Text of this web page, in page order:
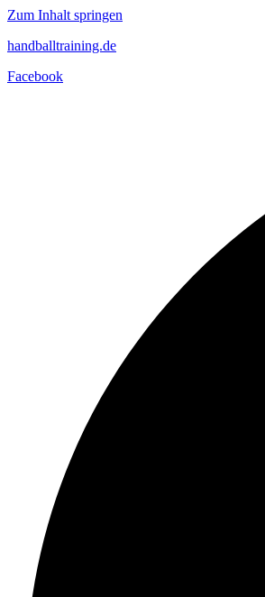
Zum Inhalt springen
handballtraining.de
Facebook